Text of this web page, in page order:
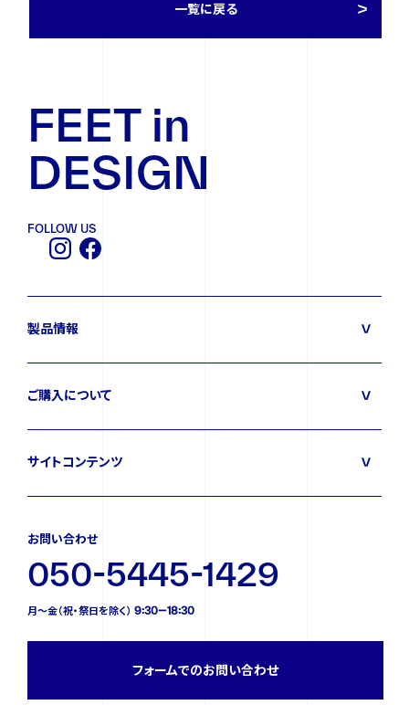
一覧に戻る
FEET in
DESIGN
FOLLOW US
製品情報
ご購入について
サイトコンテンツ
お問い合わせ
050-5445-1429
月〜金（祝・祭日を除く） 9:30—18:30
フォームでのお問い合わせ